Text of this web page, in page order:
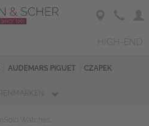
AUDEMARS PIGUET CZAPEK